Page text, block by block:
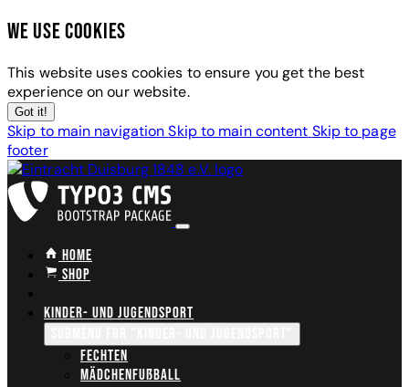
We use cookies
This website uses cookies to ensure you get the best
experience on our website.
Got it!
Skip to main navigation Skip to main content Skip to page
footer
Home
Shop
Kinder- und Jugendsport
Fechten
Mädchenfußball